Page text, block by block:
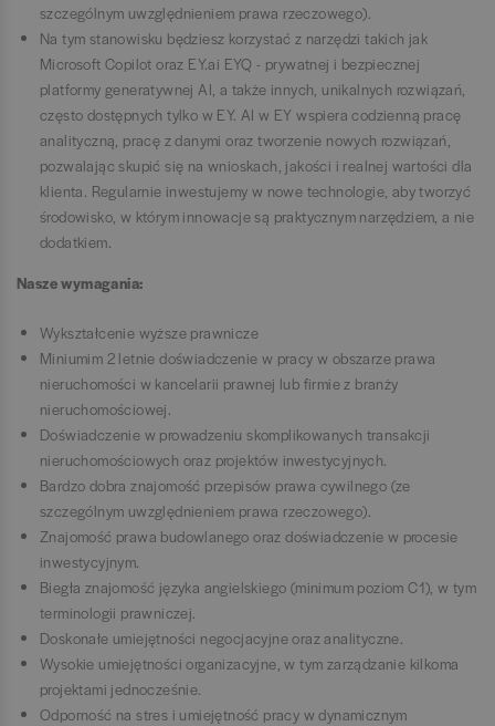
szczególnym uwzględnieniem prawa rzeczowego).
Na tym stanowisku będziesz korzystać z narzędzi takich jak
Microsoft Copilot oraz EY.ai EYQ - prywatnej i bezpiecznej
platformy generatywnej AI, a także innych, unikalnych rozwiązań,
często dostępnych tylko w EY. AI w EY wspiera codzienną pracę
analityczną, pracę z danymi oraz tworzenie nowych rozwiązań,
pozwalając skupić się na wnioskach, jakości i realnej wartości dla
klienta. Regularnie inwestujemy w nowe technologie, aby tworzyć
środowisko, w którym innowacje są praktycznym narzędziem, a nie
dodatkiem.
Nasze wymagania:
Wykształcenie wyższe prawnicze
Miniumim 2 letnie doświadczenie w pracy w obszarze prawa
nieruchomości w kancelarii prawnej lub firmie z branży
nieruchomościowej.
Doświadczenie w prowadzeniu skomplikowanych transakcji
nieruchomościowych oraz projektów inwestycyjnych.
Bardzo dobra znajomość przepisów prawa cywilnego (ze
szczególnym uwzględnieniem prawa rzeczowego).
Znajomość prawa budowlanego oraz doświadczenie w procesie
inwestycyjnym.
Biegła znajomość języka angielskiego (minimum poziom C1), w tym
terminologii prawniczej.
Doskonałe umiejętności negocjacyjne oraz analityczne.
Wysokie umiejętności organizacyjne, w tym zarządzanie kilkoma
projektami jednocześnie.
Odporność na stres i umiejętność pracy w dynamicznym